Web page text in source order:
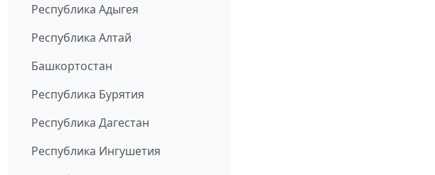
Республика Адыгея
Республика Алтай
Башкортостан
Республика Бурятия
Республика Дагестан
Республика Ингушетия